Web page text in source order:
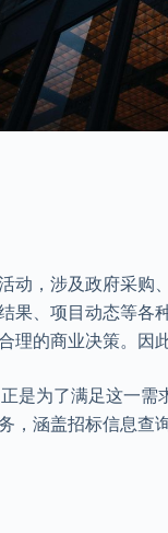
动，涉及政府采购
果、项目动态等各
理的商业决策。因
是为了满足这一
，涵盖招标信息查